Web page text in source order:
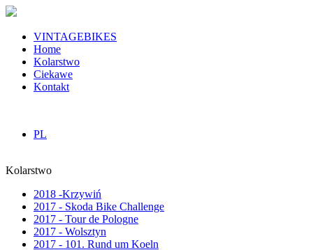
VINTAGEBIKES
Home
Kolarstwo
Ciekawe
Kontakt
PL
Kolarstwo
2018 -Krzywiń
2017 - Skoda Bike Challenge
2017 - Tour de Pologne
2017 - Wolsztyn
2017 - 101. Rund um Koeln